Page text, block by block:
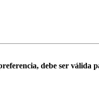
debe ser válida